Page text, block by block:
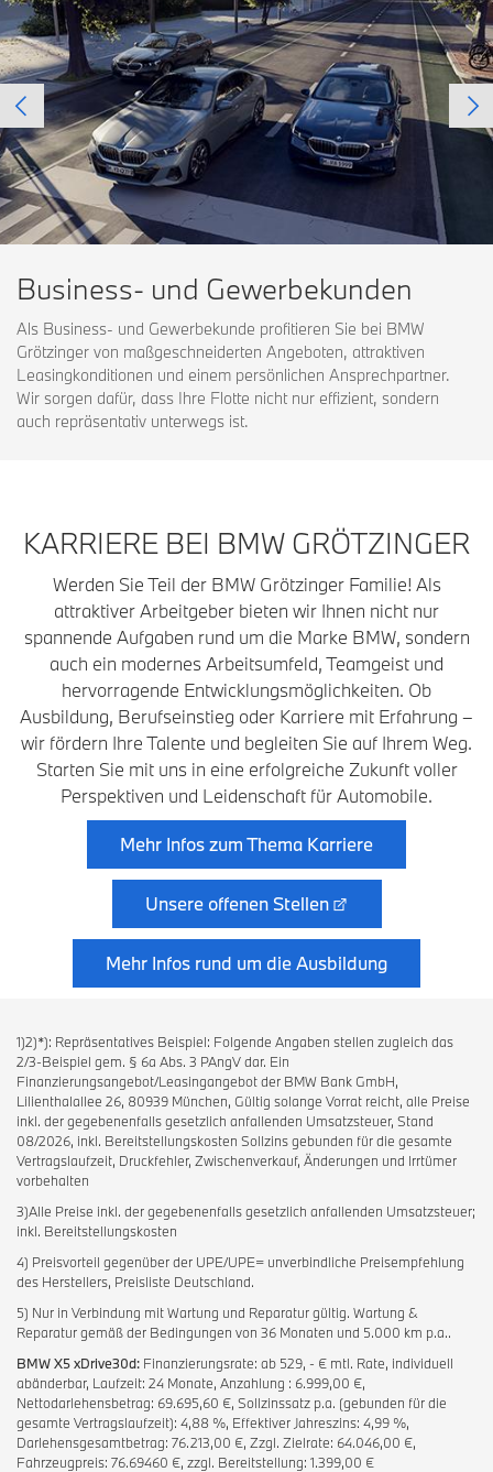
Business- und Gewerbekunden
Als Business- und Gewerbekunde profitieren Sie bei BMW
Grötzinger von maßgeschneiderten Angeboten, attraktiven
Leasingkonditionen und einem persönlichen Ansprechpartner.
Wir sorgen dafür, dass Ihre Flotte nicht nur effizient, sondern
auch repräsentativ unterwegs ist.
KARRIERE BEI BMW GRÖTZINGER
Werden Sie Teil der BMW Grötzinger Familie! Als
attraktiver Arbeitgeber bieten wir Ihnen nicht nur
spannende Aufgaben rund um die Marke BMW, sondern
auch ein modernes Arbeitsumfeld, Teamgeist und
hervorragende Entwicklungsmöglichkeiten. Ob
Ausbildung, Berufseinstieg oder Karriere mit Erfahrung –
wir fördern Ihre Talente und begleiten Sie auf Ihrem Weg.
Starten Sie mit uns in eine erfolgreiche Zukunft voller
Perspektiven und Leidenschaft für Automobile.
Mehr Infos zum Thema Karriere
Unsere offenen Stellen
Mehr Infos rund um die Ausbildung
1)2)*): Repräsentatives Beispiel: Folgende Angaben stellen zugleich das
2/3-Beispiel gem. § 6a Abs. 3 PAngV dar. Ein
Finanzierungsangebot/Leasingangebot der BMW Bank GmbH,
Lilienthalallee 26, 80939 München, Gültig solange Vorrat reicht, alle Preise
inkl. der gegebenenfalls gesetzlich anfallenden Umsatzsteuer, Stand
08/2026, inkl. Bereitstellungskosten Sollzins gebunden für die gesamte
Vertragslaufzeit, Druckfehler, Zwischenverkauf, Änderungen und Irrtümer
vorbehalten
3)Alle Preise inkl. der gegebenenfalls gesetzlich anfallenden Umsatzsteuer;
inkl. Bereitstellungskosten
4) Preisvorteil gegenüber der UPE/UPE= unverbindliche Preisempfehlung
des Herstellers, Preisliste Deutschland.
5) Nur in Verbindung mit Wartung und Reparatur gültig. Wartung &
Reparatur gemäß der Bedingungen von 36 Monaten und 5.000 km p.a..
BMW X5 xDrive30d: Finanzierungsrate: ab 529, - € mtl. Rate, individuell
abänderbar, Laufzeit: 24 Monate, Anzahlung : 6.999,00 €,
Nettodarlehensbetrag: 69.695,60 €, Sollzinssatz p.a. (gebunden für die
gesamte Vertragslaufzeit): 4,88 %, Effektiver Jahreszins: 4,99 %,
Darlehensgesamtbetrag: 76.213,00 €, Zzgl. Zielrate: 64.046,00 €,
Fahrzeugpreis: 76.69460 €, zzgl. Bereitstellung: 1.399,00 €